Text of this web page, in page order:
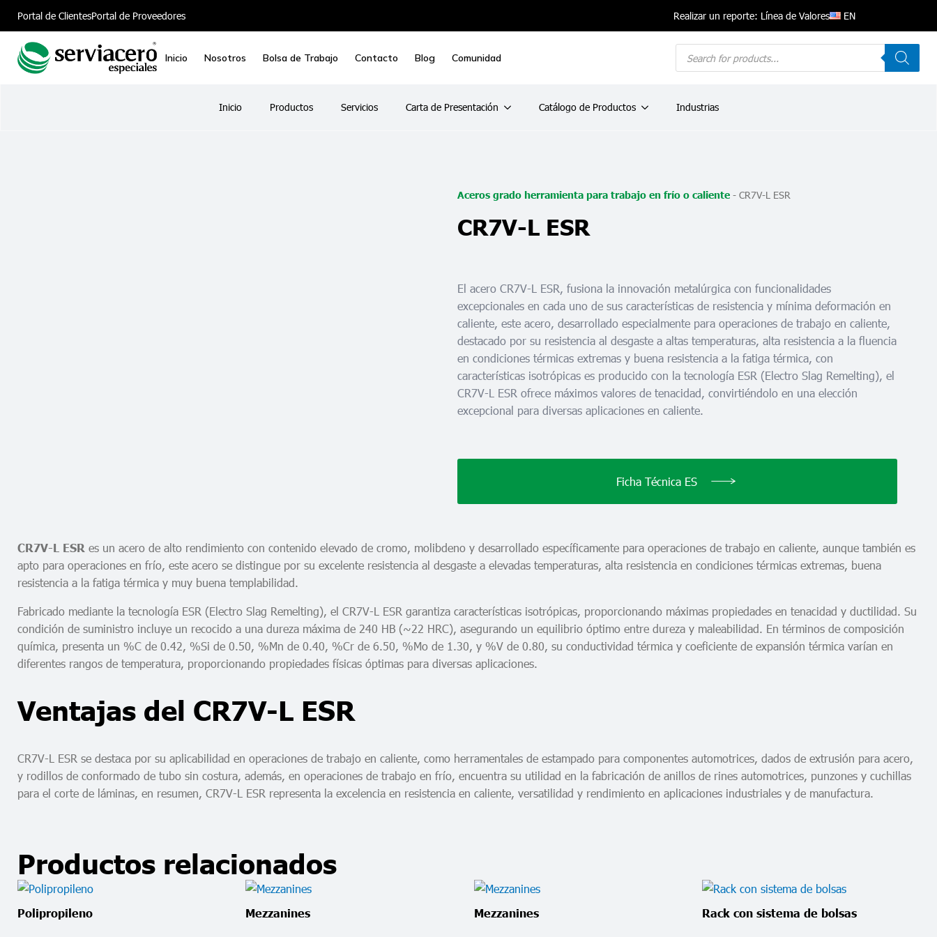
Portal de ClientesPortal de Proveedores Realizar un reporte: Línea de Valores EN
Inicio Nosotros Bolsa de Trabajo Contacto Blog Comunidad
Products
search
Inicio Productos Servicios Carta de Presentación Catálogo de Productos Industrias
Aceros grado herramienta para trabajo en frío o caliente - CR7V-L ESR
CR7V-L ESR
El acero CR7V-L ESR, fusiona la innovación metalúrgica con funcionalidades
excepcionales en cada uno de sus características de resistencia y mínima deformación en
caliente, este acero, desarrollado especialmente para operaciones de trabajo en caliente,
destacado por su resistencia al desgaste a altas temperaturas, alta resistencia a la fluencia
en condiciones térmicas extremas y buena resistencia a la fatiga térmica, con
características isotrópicas es producido con la tecnología ESR (Electro Slag Remelting), el
CR7V-L ESR ofrece máximos valores de tenacidad, convirtiéndolo en una elección
excepcional para diversas aplicaciones en caliente.
Ficha Técnica ES
CR7V-L ESR es un acero de alto rendimiento con contenido elevado de cromo, molibdeno y desarrollado específicamente para operaciones de trabajo en caliente, aunque también es
apto para operaciones en frío, este acero se distingue por su excelente resistencia al desgaste a elevadas temperaturas, alta resistencia en condiciones térmicas extremas, buena
resistencia a la fatiga térmica y muy buena templabilidad.
Fabricado mediante la tecnología ESR (Electro Slag Remelting), el CR7V-L ESR garantiza características isotrópicas, proporcionando máximas propiedades en tenacidad y ductilidad. Su
condición de suministro incluye un recocido a una dureza máxima de 240 HB (~22 HRC), asegurando un equilibrio óptimo entre dureza y maleabilidad. En términos de composición
química, presenta un %C de 0.42, %Si de 0.50, %Mn de 0.40, %Cr de 6.50, %Mo de 1.30, y %V de 0.80, su conductividad térmica y coeficiente de expansión térmica varían en
diferentes rangos de temperatura, proporcionando propiedades físicas óptimas para diversas aplicaciones.
Ventajas del CR7V-L ESR
CR7V-L ESR se destaca por su aplicabilidad en operaciones de trabajo en caliente, como herramentales de estampado para componentes automotrices, dados de extrusión para acero,
y rodillos de conformado de tubo sin costura, además, en operaciones de trabajo en frío, encuentra su utilidad en la fabricación de anillos de rines automotrices, punzones y cuchillas
para el corte de láminas, en resumen, CR7V-L ESR representa la excelencia en resistencia en caliente, versatilidad y rendimiento en aplicaciones industriales y de manufactura.
Productos relacionados
Polipropileno Mezzanines Mezzanines Rack con sistema de bolsas